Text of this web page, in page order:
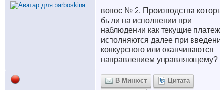
вопос № 2. Производства
были на исполнении при
наблюдении как текущие
исполняются далее при
конкурсного или оканчиваются
направлением управляющему?
В Минюст
Цитата